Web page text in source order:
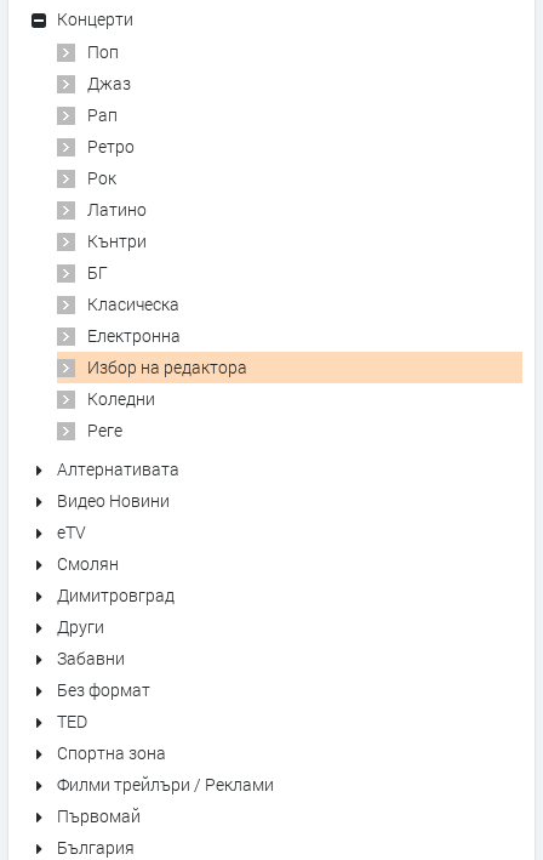
Концерти
Поп
Джаз
Рап
Ретро
Рок
Латино
Кънтри
БГ
Класическа
Електронна
Избор на редактора
Коледни
Реге
Алтернативата
Видео Новини
eTV
Смолян
Димитровград
Други
Забавни
Без формат
TED
Спортна зона
Филми трейлъри / Реклами
Първомай
България